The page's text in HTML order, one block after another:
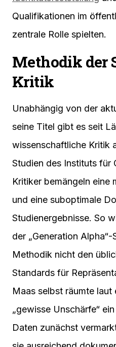
Qualifikationen im
zentrale Rolle spielten.
Methodik der
Kritik
Unabhängig von der
seine Titel gibt es seit
wissenschaftliche Kritik
Studien des Instituts für
Kritiker bemängeln eine
und eine suboptimale
Studienergebnisse. So
der „Generation
Methodik nicht den
Standards für
Maas selbst räumte laut
„gewisse Unschärfe“
Daten zunächst